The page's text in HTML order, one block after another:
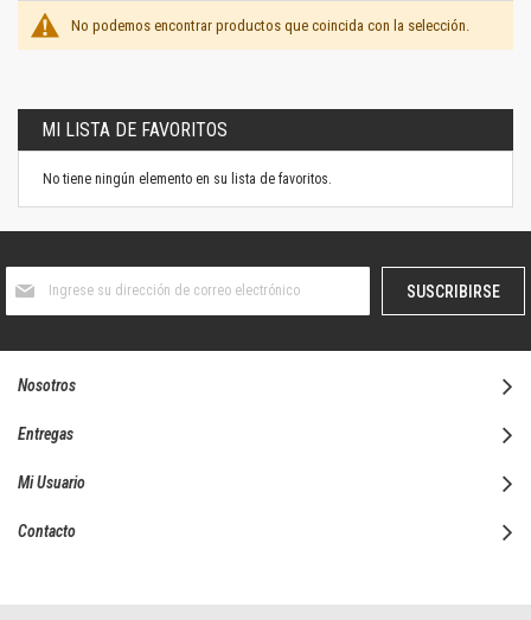
No podemos encontrar productos que coincida con la selección.
MI LISTA DE FAVORITOS
No tiene ningún elemento en su lista de favoritos.
boletín
SUSCRIBIRSE
Nosotros
Entregas
Mi Usuario
Contacto